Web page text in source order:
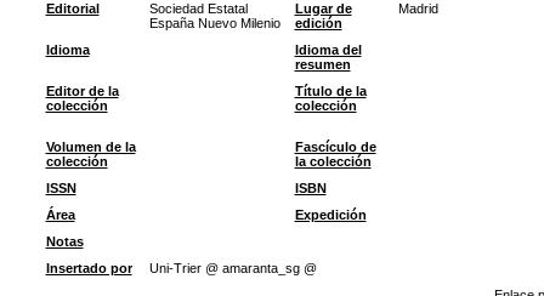
Editorial
Sociedad Estatal
España Nuevo Milenio
Lugar de
edición
Madrid
Idioma
Idioma del
resumen
Editor de la
colección
Título de la
colección
Volumen de la
colección
Fascículo de
la colección
ISSN
ISBN
Área
Expedición
Notas
Insertado por
Uni-Trier @ amaranta_sg @